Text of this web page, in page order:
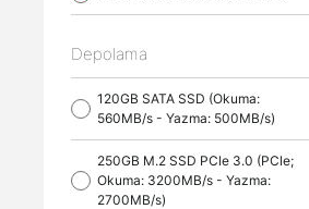
Depolama
120GB SATA SSD (Okuma:
560MB/s - Yazma: 500MB/s)
250GB M.2 SSD PCle 3.0 (PCle;
Okuma: 3200MB/s - Yazma:
2700MB/s)